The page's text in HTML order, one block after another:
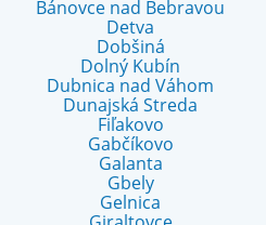
Bánovce nad Bebravou
Detva
Dobšiná
Dolný Kubín
Dubnica nad Váhom
Dunajská Streda
Fiľakovo
Gabčíkovo
Galanta
Gbely
Gelnica